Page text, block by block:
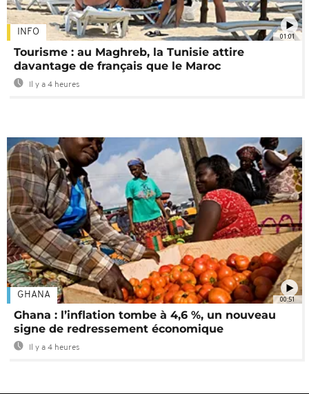
01:01
INFO
Tourisme : au Maghreb, la Tunisie attire
davantage de français que le Maroc
Il y a 4 heures
00:51
GHANA
Ghana : l’inflation tombe à 4,6 %, un nouveau
signe de redressement économique
Il y a 4 heures